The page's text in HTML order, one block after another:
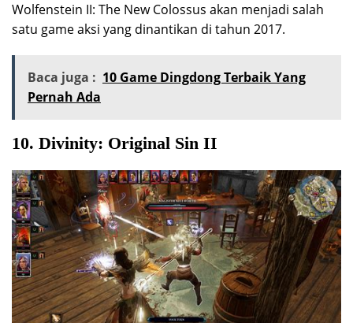
Wolfenstein II: The New Colossus akan menjadi salah
satu game aksi yang dinantikan di tahun 2017.
Baca juga : 10 Game Dingdong Terbaik Yang
Pernah Ada
10. Divinity: Original Sin II